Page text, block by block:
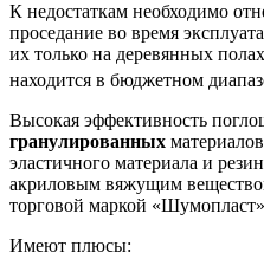
К недостаткам необходимо
проседание во время
их только на деревянных
находится в бюджетном
Высокая эффективность
гранулированных
эластичного материала и
акриловым вяжущим
торговой маркой
Имеют плюсы: